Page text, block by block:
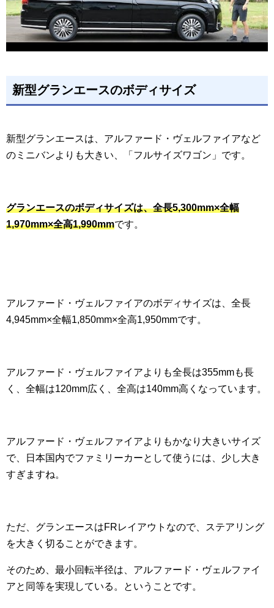
新型グランエースのボディサイズ
新型グランエースは、アルファード・ヴェルファイアなど
のミニバンよりも大きい、「フルサイズワゴン」です。
グランエースのボディサイズは、全長5,300mm×全幅
1,970mm×全高1,990mmです。
アルファード・ヴェルファイアのボディサイズは、全長
4,945mm×全幅1,850mm×全高1,950mmです。
アルファード・ヴェルファイアよりも全長は355mmも長
く、全幅は120mm広く、全高は140mm高くなっています。
アルファード・ヴェルファイアよりもかなり大きいサイズ
で、日本国内でファミリーカーとして使うには、少し大き
すぎますね。
ただ、グランエースはFRレイアウトなので、ステアリング
を大きく切ることができます。
そのため、最小回転半径は、アルファード・ヴェルファイ
アと同等を実現している。ということです。